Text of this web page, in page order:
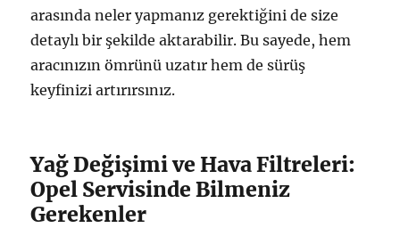
arasında neler yapmanız gerektiğini de size
detaylı bir şekilde aktarabilir. Bu sayede, hem
aracınızın ömrünü uzatır hem de sürüş
keyfinizi artırırsınız.
Yağ Değişimi ve Hava Filtreleri:
Opel Servisinde Bilmeniz
Gerekenler